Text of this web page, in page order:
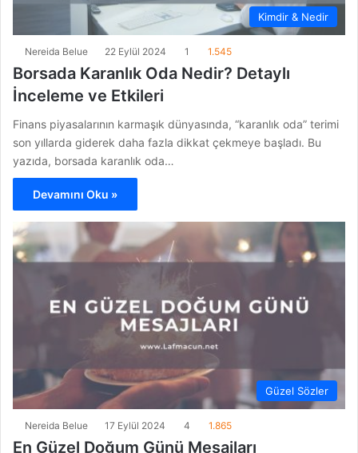
Kimdir & Nedir
Nereida Belue 22 Eylül 2024 1 1.545
Borsada Karanlık Oda Nedir? Detaylı
İnceleme ve Etkileri
Finans piyasalarının karmaşık dünyasında, “karanlık oda” terimi
son yıllarda giderek daha fazla dikkat çekmeye başladı. Bu
yazıda, borsada karanlık oda…
Devamını Oku »
Güzel Sözler
Nereida Belue 17 Eylül 2024 4 1.865
En Güzel Doğum Günü Mesajları